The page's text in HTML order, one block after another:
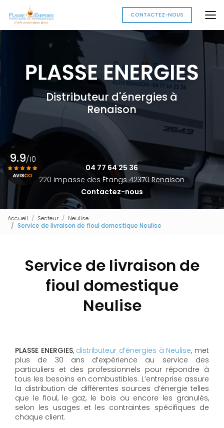
au
contenu
principal
CONTACTEZ-NOUS
Distributeur d'énergies à
Renaison
04 77 64 25 36
220 impasse des Étangs 42370 Renaison
Contactez-nous
9.9/10
Accueil Secteur
Neulise
Service de livraison de fioul domestique Neulise
Service de livraison de
fioul domestique
Neulise
PLASSE ENERGIES, distributeur d’énergies à Neulise, met
plus de 30 ans d’expérience au service des
particuliers et des professionnels pour répondre à
tous les besoins en combustibles. L’entreprise assure
la distribution de différentes sources d’énergie telles
que le fioul, le gaz, le bois ou encore les granulés,
selon les usages et les contraintes spécifiques de
chaque client.